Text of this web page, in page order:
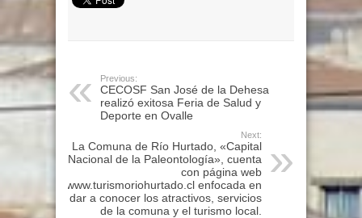
Previous:
CECOSF San José de la Dehesa
realizó exitosa Feria de Salud y
Deporte en Ovalle
Next:
La Comuna de Río Hurtado, «Capital
Nacional de la Paleontología», cuenta
con página web
www.turismoriohurtado.cl enfocada en
dar a conocer los atractivos, servicios
de la comuna y el turismo local.